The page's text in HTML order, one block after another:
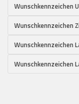
Wunschkennzeichen
Wunschkennzeichen
Wunschkennzeichen
Wunschkennzeichen